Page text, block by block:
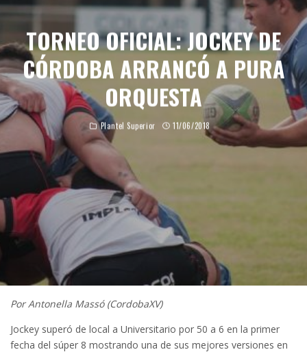
TORNEO OFICIAL: JOCKEY DE
CÓRDOBA ARRANCÓ A PURA
ORQUESTA
Plantel Superior 11/06/2018
Por Antonella Massó (CordobaXV)
Jockey superó de local a Universitario por 50 a 6 en la primer
fecha del súper 8 mostrando una de sus mejores versiones en